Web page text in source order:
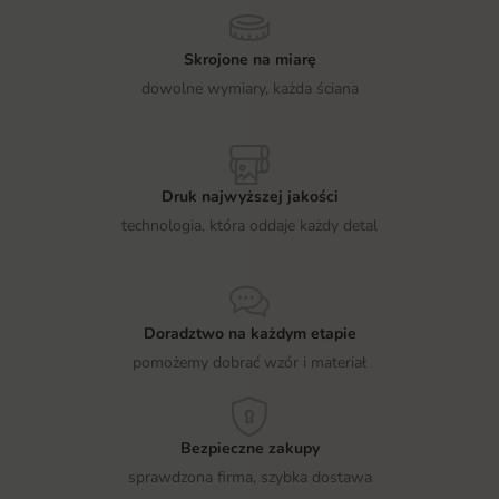
Skrojone na miarę
dowolne wymiary, każda ściana
Druk najwyższej jakości
technologia, która oddaje każdy detal
Doradztwo na każdym etapie
pomożemy dobrać wzór i materiał
Bezpieczne zakupy
sprawdzona firma, szybka dostawa